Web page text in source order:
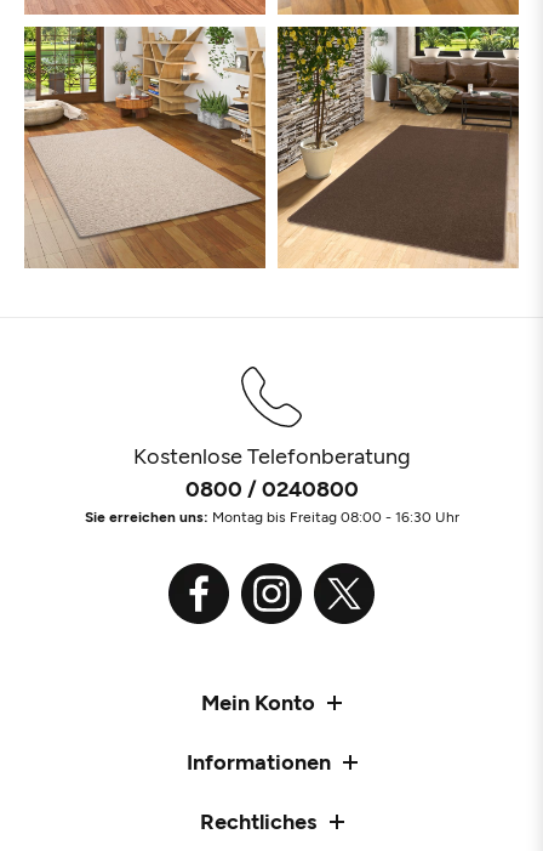
Kostenlose Telefonberatung
0800 / 0240800
Sie erreichen uns: Montag bis Freitag 08:00 - 16:30 Uhr
Mein Konto
Informationen
Rechtliches